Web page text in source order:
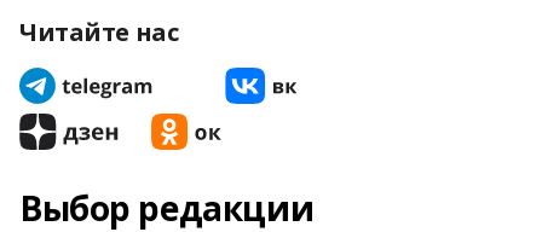
Читайте нас
Выбор редакции